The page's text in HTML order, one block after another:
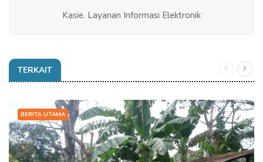
Kasie. Layanan Informasi Elektronik
TERKAIT
BERITA UTAMA